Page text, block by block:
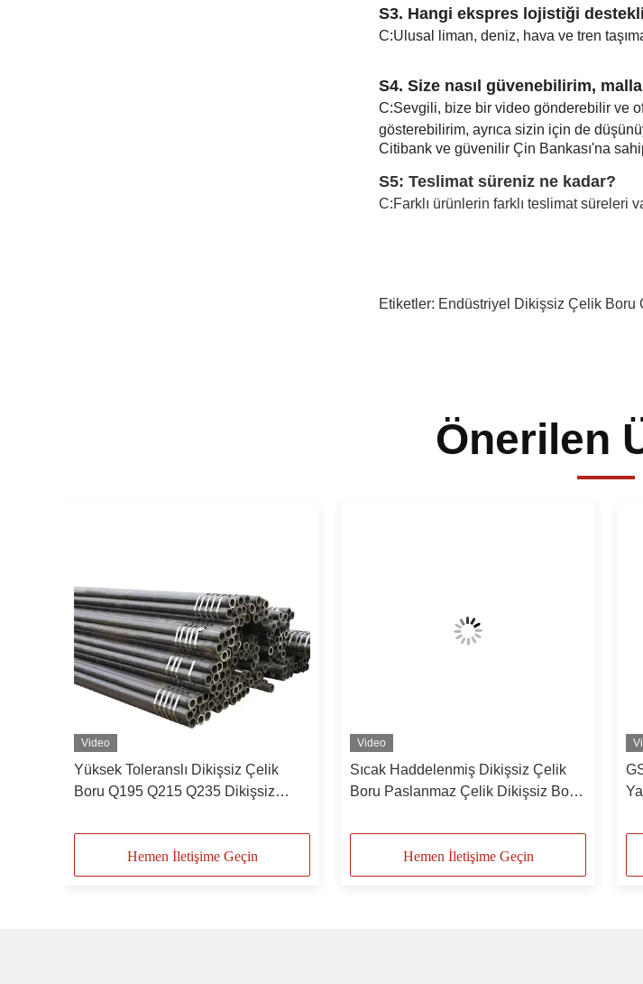
S3. Hangi ekspres lojistiği
C:Ulusal liman, deniz, hava ve tren
S4. Size nasıl güvenebilirim,
C:Sevgili, bize bir video gönderebilir ve
gösterebilirim, ayrıca sizin için de
Citibank ve güvenilir Çin Bankası'na
S5: Teslimat süreniz ne kadar?
C:Farklı ürünlerin farklı teslimat süreleri
Etiketler: Endüstriyel Dikişsiz Çelik Boru
Önerilen
Video
Yüksek Toleranslı Dikişsiz Çelik
Boru Q195 Q215 Q235 Dikişsiz
Hemen İletişime Geçin
Video
Sıcak Haddelenmiş Dikişsiz Çelik
Boru Paslanmaz Çelik Dikişsiz Boru
Hemen İletişime Geçin